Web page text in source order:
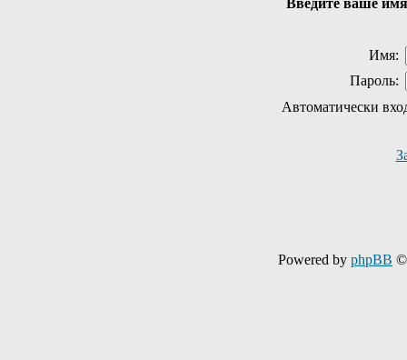
Введите ваше
Имя:
Пароль:
Автоматически
Powered by phpBB ©